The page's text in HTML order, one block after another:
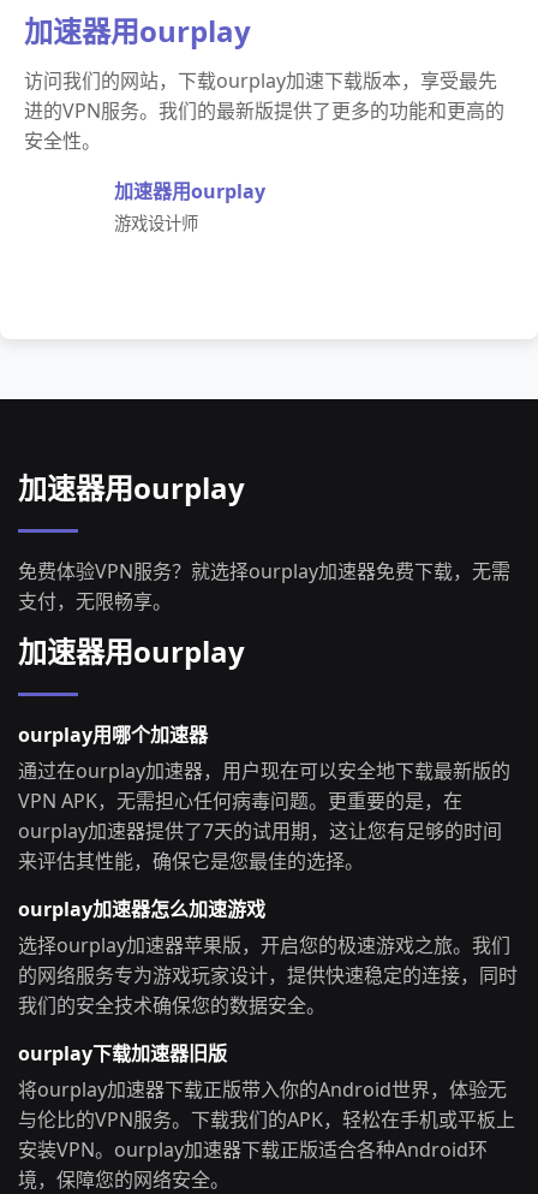
加速器用ourplay
访问我们的网站，下载ourplay加速下载版本，享受最先
进的VPN服务。我们的最新版提供了更多的功能和更高的
安全性。
加速器用ourplay
游戏设计师
加速器用ourplay
免费体验VPN服务？就选择ourplay加速器免费下载，无需
支付，无限畅享。
加速器用ourplay
ourplay用哪个加速器
通过在ourplay加速器，用户现在可以安全地下载最新版的
VPN APK，无需担心任何病毒问题。更重要的是，在
ourplay加速器提供了7天的试用期，这让您有足够的时间
来评估其性能，确保它是您最佳的选择。
ourplay加速器怎么加速游戏
选择ourplay加速器苹果版，开启您的极速游戏之旅。我们
的网络服务专为游戏玩家设计，提供快速稳定的连接，同时
我们的安全技术确保您的数据安全。
ourplay下载加速器旧版
将ourplay加速器下载正版带入你的Android世界，体验无
与伦比的VPN服务。下载我们的APK，轻松在手机或平板上
安装VPN。ourplay加速器下载正版适合各种Android环
境，保障您的网络安全。